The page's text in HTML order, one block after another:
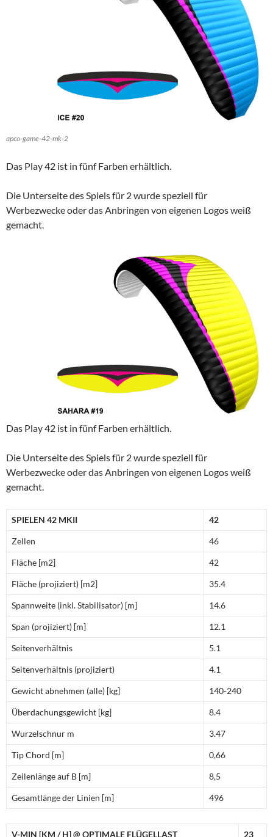
apco-game-42-mk-2
Das Play 42 ist in fünf Farben erhältlich.
Die Unterseite des Spiels für 2 wurde speziell für
Werbezwecke oder das Anbringen von eigenen Logos weiß
gemacht.
Das Play 42 ist in fünf Farben erhältlich.
Die Unterseite des Spiels für 2 wurde speziell für
Werbezwecke oder das Anbringen von eigenen Logos weiß
gemacht.
SPIELEN 42 MKII 42
Zellen 46
Fläche [m2] 42
Fläche (projiziert) [m2] 35.4
Spannweite (inkl. Stabilisator) [m] 14.6
Span (projiziert) [m] 12.1
Seitenverhältnis 5.1
Seitenverhältnis (projiziert) 4.1
Gewicht abnehmen (alle) [kg] 140-240
Überdachungsgewicht [kg] 8.4
Wurzelschnur m 3.47
Tip Chord [m] 0,66
Zeilenlänge auf B [m] 8,5
Gesamtlänge der Linien [m] 496
V-MIN [KM / H] @ OPTIMALE FLÜGELLAST 23